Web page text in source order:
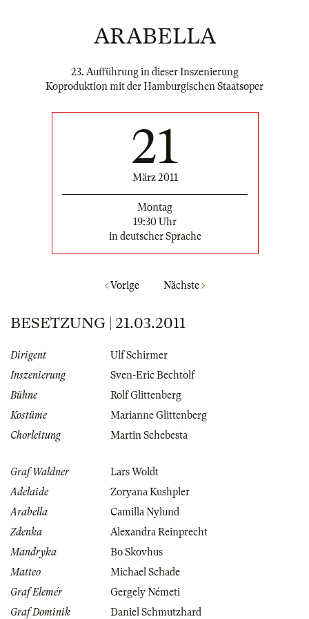
ARABELLA
23. Aufführung in dieser Inszenierung
Koproduktion mit der Hamburgischen Staatsoper
21
März 2011
Montag
19:30 Uhr
in deutscher Sprache
Vorige Nächste
BESETZUNG | 21.03.2011
Dirigent
Ulf Schirmer
Inszenierung
Sven-Eric Bechtolf
Bühne
Rolf Glittenberg
Kostüme
Marianne Glittenberg
Chorleitung
Martin Schebesta
Graf Waldner
Lars Woldt
Adelaide
Zoryana Kushpler
Arabella
Camilla Nylund
Zdenka
Alexandra Reinprecht
Mandryka
Bo Skovhus
Matteo
Michael Schade
Graf Elemér
Gergely Németi
Graf Dominik
Daniel Schmutzhard